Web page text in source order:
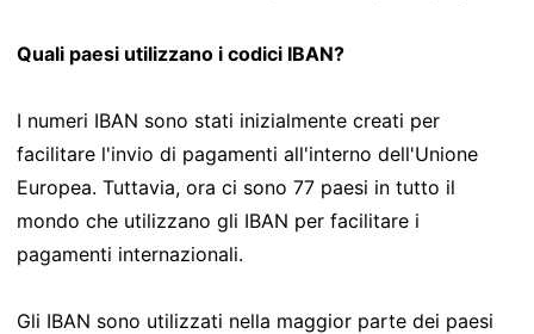
Quali paesi utilizzano i codici IBAN?
I numeri IBAN sono stati inizialmente creati per
facilitare l'invio di pagamenti all'interno dell'Unione
Europea. Tuttavia, ora ci sono 77 paesi in tutto il
mondo che utilizzano gli IBAN per facilitare i
pagamenti internazionali.
Gli IBAN sono utilizzati nella maggior parte dei paesi